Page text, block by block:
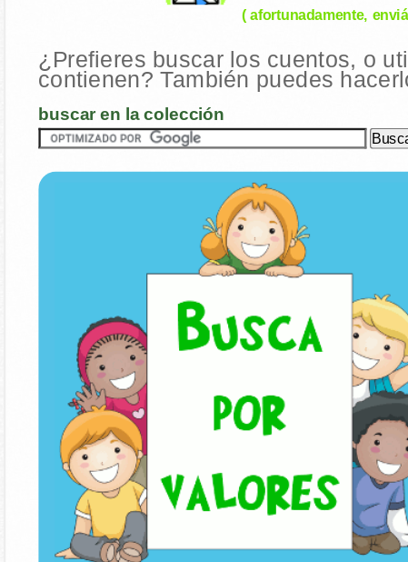
( afortunadamente,
¿Prefieres buscar los cuentos, o
contienen? También puedes
buscar en la colección